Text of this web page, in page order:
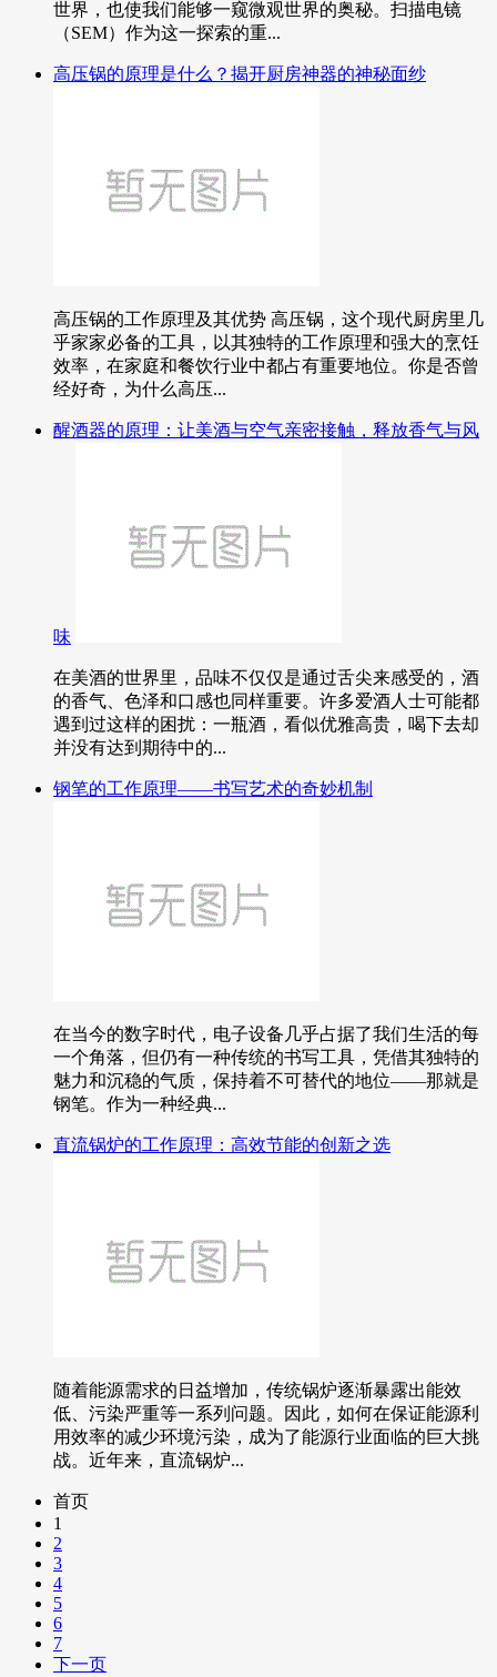
世界，也使我们能够一窥微观世界的奥秘。扫描电镜
（SEM）作为这一探索的重...
高压锅的原理是什么？揭开厨房神器的神秘面纱
高压锅的工作原理及其优势 高压锅，这个现代厨房里几
乎家家必备的工具，以其独特的工作原理和强大的烹饪
效率，在家庭和餐饮行业中都占有重要地位。你是否曾
经好奇，为什么高压...
醒酒器的原理：让美酒与空气亲密接触，释放香气与风
味
在美酒的世界里，品味不仅仅是通过舌尖来感受的，酒
的香气、色泽和口感也同样重要。许多爱酒人士可能都
遇到过这样的困扰：一瓶酒，看似优雅高贵，喝下去却
并没有达到期待中的...
钢笔的工作原理——书写艺术的奇妙机制
在当今的数字时代，电子设备几乎占据了我们生活的每
一个角落，但仍有一种传统的书写工具，凭借其独特的
魅力和沉稳的气质，保持着不可替代的地位——那就是
钢笔。作为一种经典...
直流锅炉的工作原理：高效节能的创新之选
随着能源需求的日益增加，传统锅炉逐渐暴露出能效
低、污染严重等一系列问题。因此，如何在保证能源利
用效率的减少环境污染，成为了能源行业面临的巨大挑
战。近年来，直流锅炉...
首页
1
2
3
4
5
6
7
下一页